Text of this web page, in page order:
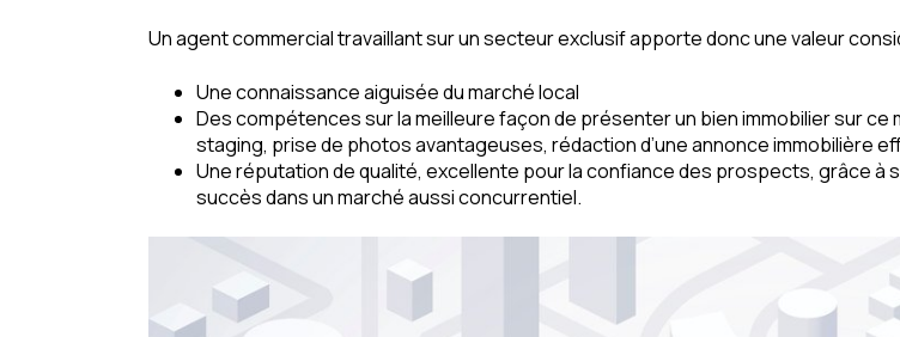
Un agent commercial travaillant sur un secteur exclusif apporte donc une valeur
Une connaissance aiguisée du marché local
Des compétences sur la meilleure façon de présenter un bien immobilier sur
staging, prise de photos avantageuses, rédaction d’une annonce immobilière
Une réputation de qualité, excellente pour la confiance des prospects, grâce à
succès dans un marché aussi concurrentiel.